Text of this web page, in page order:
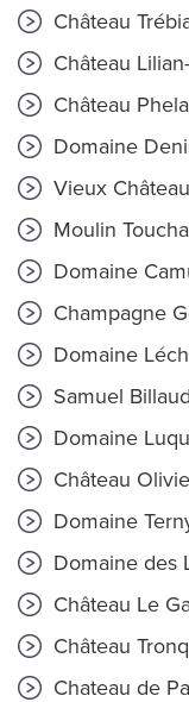
Château
Château
Château
Domaine
Vieux
Moulin
Domaine
Champagne
Domaine
Samuel Billaud
Domaine
Château
Domaine
Domaine des
Château Le
Château
Chateau de